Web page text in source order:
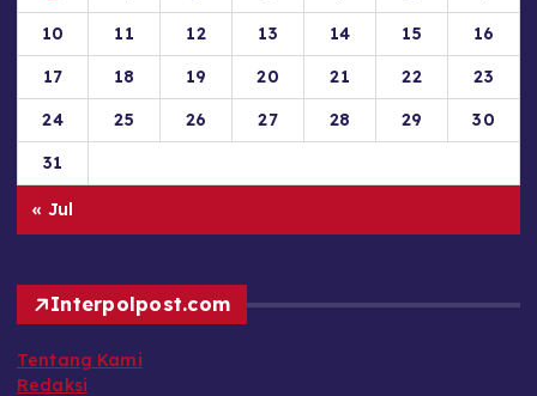
10
11 12 13 14 15
16
17
18 19 20 21 22
23
24
25 26 27 28 29
30
31
« Jul
Interpolpost.com
Tentang Kami
Redaksi